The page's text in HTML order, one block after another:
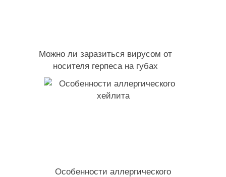
Можно ли заразиться вирусом от
носителя герпеса на губах
Особенности аллергического